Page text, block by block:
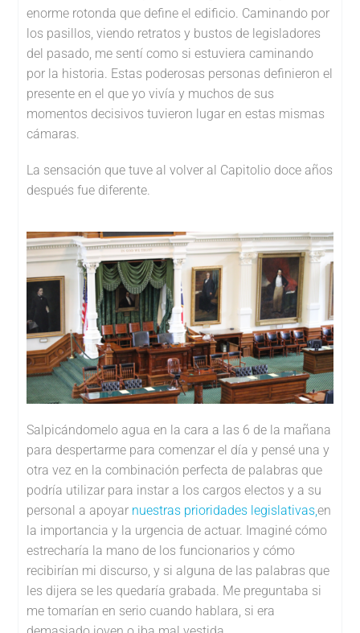
enorme rotonda que define el edificio. Caminando por
los pasillos, viendo retratos y bustos de legisladores
del pasado, me sentí como si estuviera caminando
por la historia. Estas poderosas personas definieron el
presente en el que yo vivía y muchos de sus
momentos decisivos tuvieron lugar en estas mismas
cámaras.
La sensación que tuve al volver al Capitolio doce años
después fue diferente.
Salpicándomelo agua en la cara a las 6 de la mañana
para despertarme para comenzar el día y pensé una y
otra vez en la combinación perfecta de palabras que
podría utilizar para instar a los cargos electos y a su
personal a apoyar nuestras prioridades legislativas,en
la importancia y la urgencia de actuar. Imaginé cómo
estrecharía la mano de los funcionarios y cómo
recibirían mi discurso, y si alguna de las palabras que
les dijera se les quedaría grabada. Me preguntaba si
me tomarían en serio cuando hablara, si era